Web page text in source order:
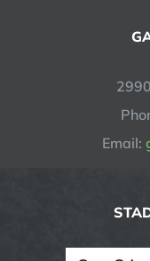
Email: